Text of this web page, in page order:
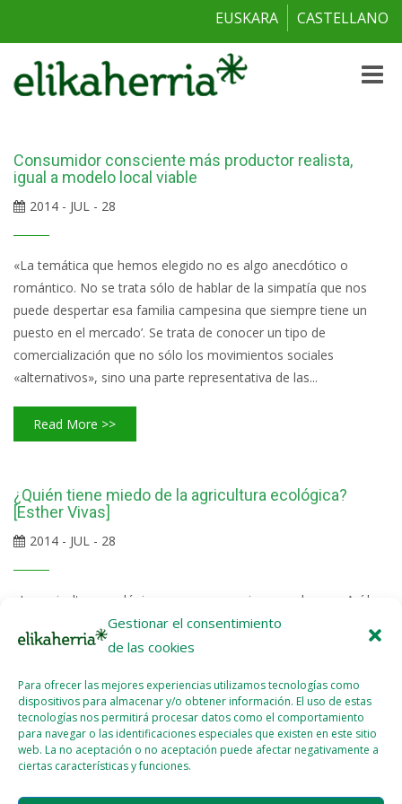
Gestionar el consentimiento
de las cookies
Para ofrecer las mejores experiencias utilizamos tecnologías como
dispositivos para almacenar y/o obtener información. El uso de estas
tecnologías nos permitirá procesar datos como el comportamiento
para navegar o las identificaciones especiales que existen en este sitio
web. La no aceptación o no aceptación puede afectar negativamente a
ciertas características y funciones.
EUSKARA CASTELLANO
Toggle
Consumidor consciente más productor realista,
igual a modelo local viable
2014 - JUL - 28
«La temática que hemos elegido no es algo anecdótico o
romántico. No se trata sólo de hablar de la simpatía que nos
puede despertar esa familia campesina que siempre tiene un
puesto en el mercado’. Se trata de conocer un tipo de
comercialización que no sólo los movimientos sociales
«alternativos», sino una parte representativa de las...
Read More >>
¿Quién tiene miedo de la agricultura ecológica?
[Esther Vivas]
2014 - JUL - 28
«La agricultura ecológica pone muy nerviosos a algunos. Así lo
constatan, en los últimos tiempos, la multiplicación de artículos,
entrevistas, libros que tiene por único objetivo desprestigiar su
principios. Se trata de discursos plagados de falsedades que,
vestidos de una supuesta independencia científica para
legitimarse, nos cuentan las “maldades” de un modelo de
agricultura y alimentación que suma progresivamente más...